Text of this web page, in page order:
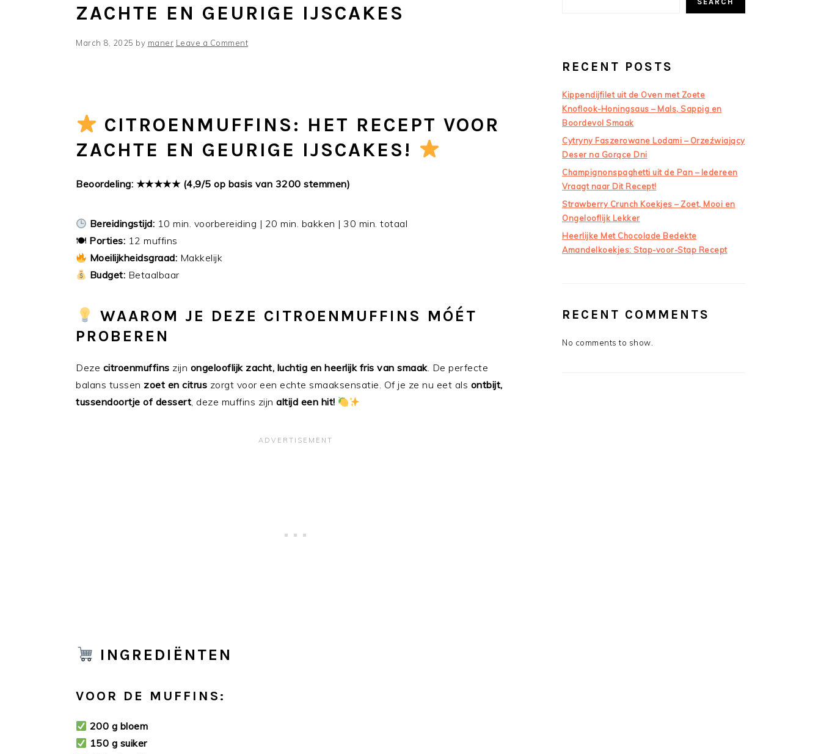
ZACHTE EN GEURIGE IJSCAKES
March 8, 2025 by maner Leave a Comment
CITROENMUFFINS: HET RECEPT VOOR
ZACHTE EN GEURIGE IJSCAKES!
Beoordeling: ★★★★★ (4,9/5 op basis van 3200 stemmen)
Bereidingstijd: 10 min. voorbereiding | 20 min. bakken | 30 min. totaal
🍽 Porties: 12 muffins
Moeilijkheidsgraad: Makkelijk
Budget: Betaalbaar
WAAROM JE DEZE CITROENMUFFINS MÓÉT
PROBEREN
Deze citroenmuffins zijn ongelooflijk zacht, luchtig en heerlijk fris van smaak. De perfecte
balans tussen zoet en citrus zorgt voor een echte smaaksensatie. Of je ze nu eet als ontbijt,
tussendoortje of dessert, deze muffins zijn altijd een hit!
INGREDIËNTEN
VOOR DE MUFFINS:
200 g bloem
150 g suiker
RECENT POSTS
Kippendijfilet uit de Oven met Zoete
Knoflook-Honingsaus – Mals, Sappig en
Boordevol Smaak
Cytryny Faszerowane Lodami – Orzeźwiający
Deser na Gorące Dni
Champignonspaghetti uit de Pan – Iedereen
Vraagt naar Dit Recept!
Strawberry Crunch Koekjes – Zoet, Mooi en
Ongelooflijk Lekker
Heerlijke Met Chocolade Bedekte
Amandelkoekjes: Stap-voor-Stap Recept
RECENT COMMENTS
No comments to show.